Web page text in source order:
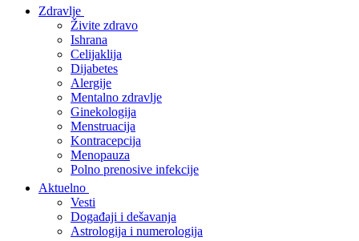
Zdravlje
Živite zdravo
Ishrana
Celijaklija
Dijabetes
Alergije
Mentalno zdravlje
Ginekologija
Menstruacija
Kontracepcija
Menopauza
Polno prenosive infekcije
Aktuelno
Vesti
Događaji i dešavanja
Astrologija i numerologija